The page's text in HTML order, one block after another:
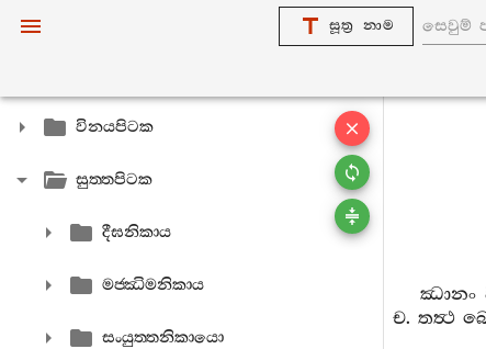
සූත්‍ර නාම
විනයපිටක
සුත‍්තපිටක
දීඝනිකාය
මජ‍්ඣිමනිකාය
සංයුත‍්තනිකායො
ඣානං
ච. තත්‍ථ